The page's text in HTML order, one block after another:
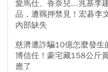
愛馬仕、香奈兒...兆基李
品，遭羈押禁見！宏碁李
內部缺失
慈濟遭詐騙10億怎麼發生
博信任！豪宅藏158公斤
應了